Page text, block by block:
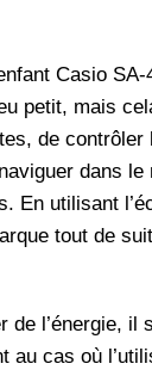
Casio
petit, mais
de contrôler
dans le
En utilisant
tout de
de l’énergie, il
au cas où